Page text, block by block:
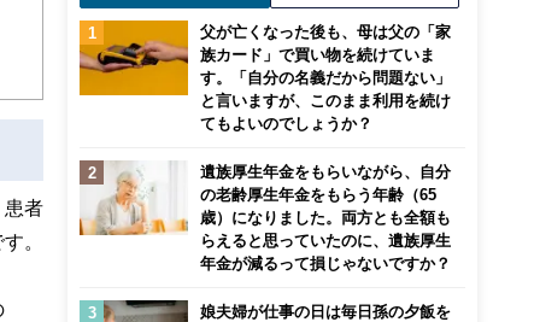
患者
。
父が亡くなった後も、母は父の「家
族カード」で買い物を続けていま
す。「自分の名義だから問題ない」
と言いますが、このまま利用を続け
てもよいのでしょうか？
遺族厚生年金をもらいながら、自分
の老齢厚生年金をもらう年齢（65
歳）になりました。両方とも全額も
らえると思っていたのに、遺族厚生
年金が減るって損じゃないですか？
娘夫婦が仕事の日は毎日孫の夕飯を